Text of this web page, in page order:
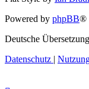
Powered by phpBB®
Deutsche
Datenschutz |